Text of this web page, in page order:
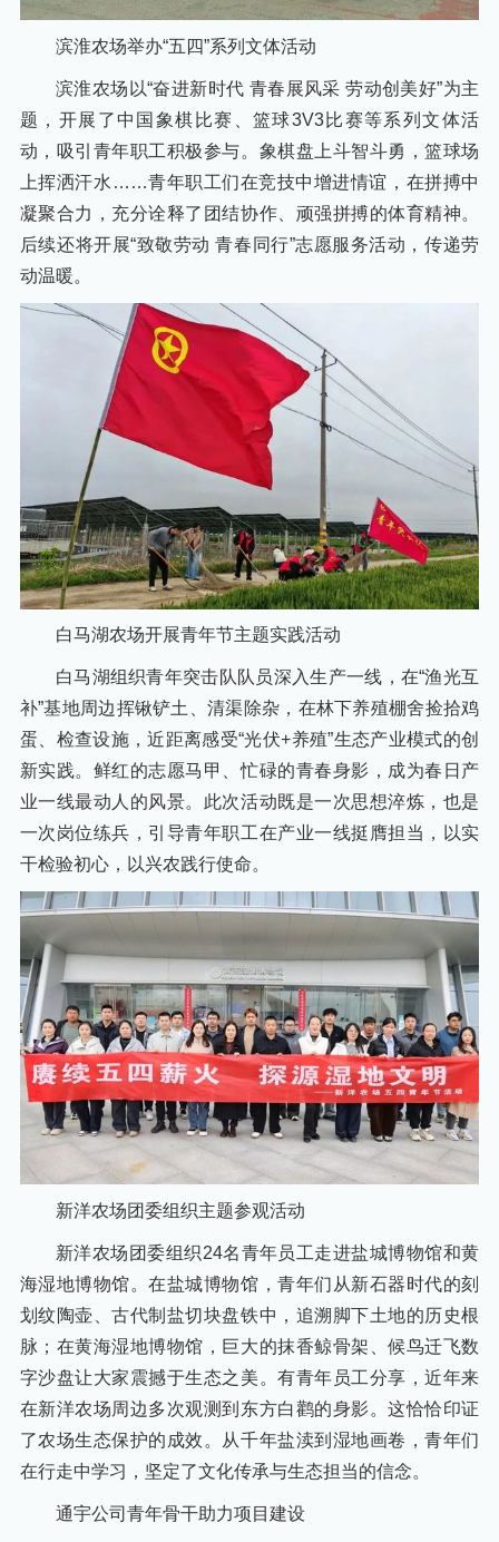
滨淮农场举办“五四”系列文体活动
滨淮农场以“奋进新时代 青春展风采 劳动创美好”为主
题，开展了中国象棋比赛、篮球3V3比赛等系列文体活
动，吸引青年职工积极参与。象棋盘上斗智斗勇，篮球场
上挥洒汗水……青年职工们在竞技中增进情谊，在拼搏中
凝聚合力，充分诠释了团结协作、顽强拼搏的体育精神。
后续还将开展“致敬劳动 青春同行”志愿服务活动，传递劳
动温暖。
白马湖农场开展青年节主题实践活动
白马湖组织青年突击队队员深入生产一线，在“渔光互
补”基地周边挥锹铲土、清渠除杂，在林下养殖棚舍捡拾鸡
蛋、检查设施，近距离感受“光伏+养殖”生态产业模式的创
新实践。鲜红的志愿马甲、忙碌的青春身影，成为春日产
业一线最动人的风景。此次活动既是一次思想淬炼，也是
一次岗位练兵，引导青年职工在产业一线挺膺担当，以实
干检验初心，以兴农践行使命。
新洋农场团委组织主题参观活动
新洋农场团委组织24名青年员工走进盐城博物馆和黄
海湿地博物馆。在盐城博物馆，青年们从新石器时代的刻
划纹陶壶、古代制盐切块盘铁中，追溯脚下土地的历史根
脉；在黄海湿地博物馆，巨大的抹香鲸骨架、候鸟迁飞数
字沙盘让大家震撼于生态之美。有青年员工分享，近年来
在新洋农场周边多次观测到东方白鹳的身影。这恰恰印证
了农场生态保护的成效。从千年盐渎到湿地画卷，青年们
在行走中学习，坚定了文化传承与生态担当的信念。
通宇公司青年骨干助力项目建设